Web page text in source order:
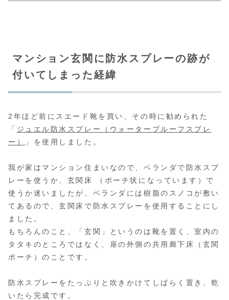
マンション玄関に防水スプレーの跡が
付いてしまった経緯
2年ほど前にスエード靴を買い、その時に勧められた
「 ジュエル防水スプレー（ウォータープルーフスプレ
ー）
」を使用しました。
我が家はマンション住まいなので、ベランダで防水スプ
レーを使うか、玄関床 （ポーチ状になっています）で
使うか迷いましたが、ベランダには樹脂のスノコが敷い
てあるので、玄関床で防水スプレーを使用することにし
ました。
もちろんのこと、「玄関」というのは靴を置く、室内の
タタキのところではなく、扉の外側の共用廊下床（玄関
ポーチ）のことです。
防水スプレーをたっぷりと吹きかけてしばらく置き、乾
いたら完成です。